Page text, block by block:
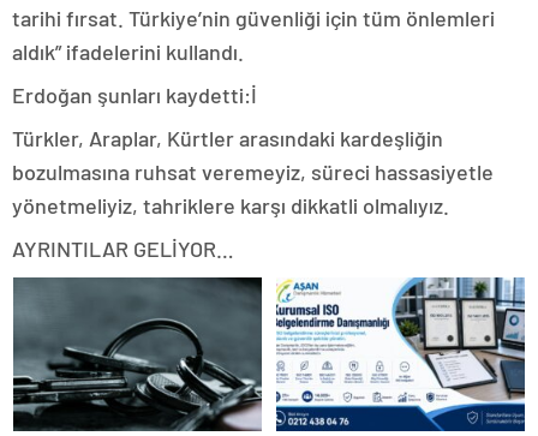
tarihi fırsat. Türkiye’nin güvenliği için tüm önlemleri
aldık” ifadelerini kullandı.
Erdoğan şunları kaydetti:İ
Türkler, Araplar, Kürtler arasındaki kardeşliğin
bozulmasına ruhsat veremeyiz, süreci hassasiyetle
yönetmeliyiz, tahriklere karşı dikkatli olmalıyız.
AYRINTILAR GELİYOR…